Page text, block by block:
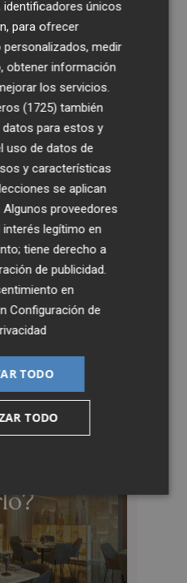
identificadores únicos
para ofrecer
medir
obtener información
los servicios.
(1725) también
para estos y
uso de datos de
y características
se aplican
proveedores
interés legítimo en
tiene derecho a
de publicidad.
en
Configuración de
TODO
TODO